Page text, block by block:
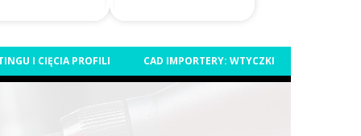
I CIĘCIA PROFILI CAD IMPORTERY: WTYCZKI